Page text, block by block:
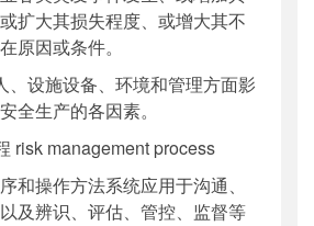
扩大其损失程度、或增大其不
原因或条件。
、设施设备、环境和管理方面影
全生产的各因素。
risk management process
和操作方法系统应用于沟通、
及辨识、评估、管控、监督等